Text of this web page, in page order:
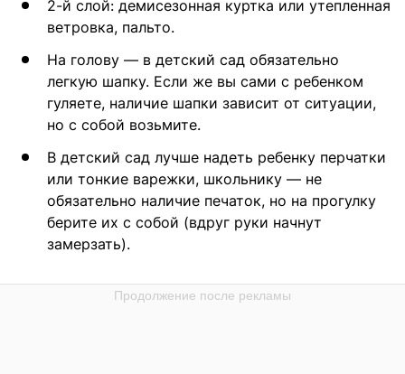
2-й слой: демисезонная куртка или утепленная
ветровка, пальто.
На голову — в детский сад обязательно
легкую шапку. Если же вы сами с ребенком
гуляете, наличие шапки зависит от ситуации,
но с собой возьмите.
В детский сад лучше надеть ребенку перчатки
или тонкие варежки, школьнику — не
обязательно наличие печаток, но на прогулку
берите их с собой (вдруг руки начнут
замерзать).